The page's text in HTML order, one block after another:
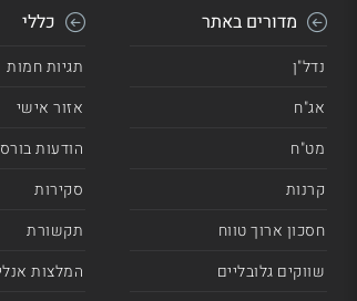
מדורים באתר
נדל"ן
אג"ח
מט"ח
קרנות
חסכון ארוך טווח
שווקים גלובליים
כללי
תגיות חמות
אזור אישי
הודעות
סקירות
תקשורת
המלצות